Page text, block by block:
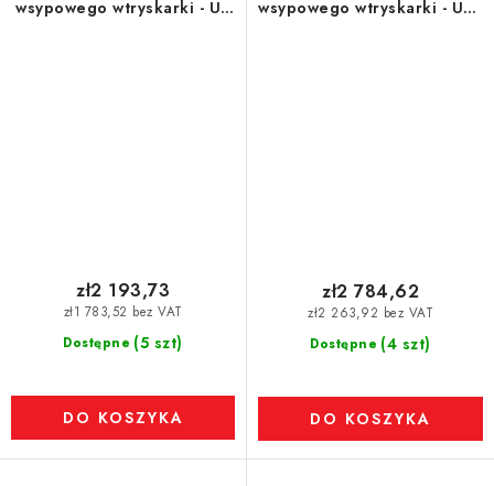
wsypowego wtryskarki - UP
Dostępne (5 szt)
zł1 783,52 bez VAT
zł2 193,73
DO KOSZYKA
wsypowego wtryskarki - UP -
Dostępne (4 szt)
zł2 263,92 bez VAT
zł2 784,62
DO KOSZYKA